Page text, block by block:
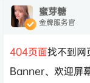
蜜芽糖
金牌服务官
404页面找不到网
Banner、欢迎屏